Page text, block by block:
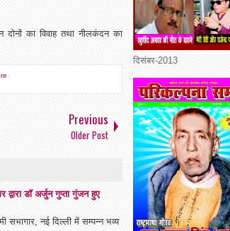
दोनों का विवाह तथा नीलकंदन का
Previous
Older Post
डॉ अर्जुन गुप्ता गुंजन हुए
सभागार, नई दिल्ली में सम्पन्न भव्य
दिसंबर-2013